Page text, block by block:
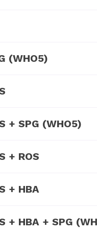
(WHO5)
+ SPG (WHO5)
+ ROS
+ HBA
+ HBA + SPG